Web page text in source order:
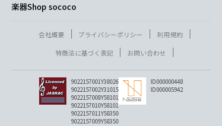
楽器Shop sococo
会社概要 プライバシーポリシー
利用規約
特商法に基づく表記
お問い合わせ
9022157001Y38026
9022157002Y31015
9022157008Y58101
9022157010Y58101
9022157011Y58350
9022157009Y58350
ID000000448
ID000005942